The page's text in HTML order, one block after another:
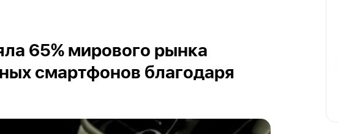
65% мирового рынка
смартфонов благодаря